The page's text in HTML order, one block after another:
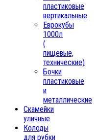
пластиковые
вертикальные
Еврокубы
1000л
(
пищевые,
технические)
Бочки
пластиковые
и
металлические
Скамейки
уличные
Колоды
для рубки